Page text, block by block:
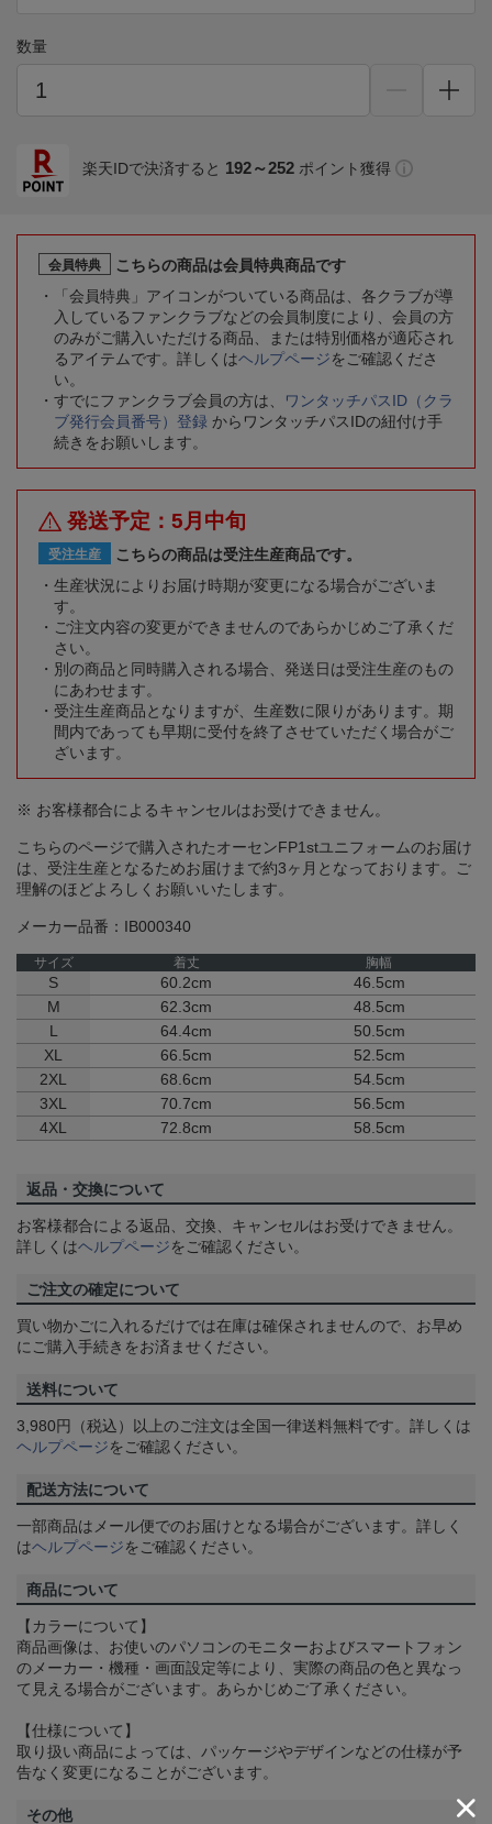
数量
楽天IDで決済すると 192～252 ポイント獲得
会員特典
こちらの商品は会員特典商品です
「会員特典」アイコンがついている商品は、各クラブが導
入しているファンクラブなどの会員制度により、会員の方
のみがご購入いただける商品、または特別価格が適応され
るアイテムです。詳しくはヘルプページをご確認くださ
い。
すでにファンクラブ会員の方は、
ワンタッチパスID（クラ
ブ発行会員番号）登録 からワンタッチパスIDの紐付け手
続きをお願いします。
発送予定：5月中旬
受注生産
こちらの商品は受注生産商品です。
生産状況によりお届け時期が変更になる場合がございま
す。
ご注文内容の変更ができませんのであらかじめご了承くだ
さい。
別の商品と同時購入される場合、発送日は受注生産のもの
にあわせます。
受注生産商品となりますが、生産数に限りがあります。期
間内であっても早期に受付を終了させていただく場合がご
ざいます。
※ お客様都合によるキャンセルはお受けできません。
こちらのページで購入されたオーセンFP1stユニフォームのお届け
は、受注生産となるためお届けまで約3ヶ月となっております。ご
理解のほどよろしくお願いいたします。
メーカー品番：IB000340
サイズ 着丈 胸幅
S 60.2cm
46.5cm
M
62.3cm
48.5cm
L
64.4cm
50.5cm
XL
66.5cm
52.5cm
2XL
68.6cm
54.5cm
3XL
70.7cm
56.5cm
4XL
72.8cm 58.5cm
返品・交換について
お客様都合による返品、交換、キャンセルはお受けできません。
詳しくはヘルプページをご確認ください。
ご注文の確定について
買い物かごに入れるだけでは在庫は確保されませんので、お早め
にご購入手続きをお済ませください。
送料について
3,980円（税込）以上のご注文は全国一律送料無料です。詳しくは
ヘルプページをご確認ください。
配送方法について
一部商品はメール便でのお届けとなる場合がございます。詳しく
はヘルプページをご確認ください。
商品について
【カラーについて】
商品画像は、お使いのパソコンのモニターおよびスマートフォン
のメーカー・機種・画面設定等により、実際の商品の色と異なっ
て見える場合がございます。あらかじめご了承ください。
【仕様について】
取り扱い商品によっては、パッケージやデザインなどの仕様が予
告なく変更になることがございます。
その他